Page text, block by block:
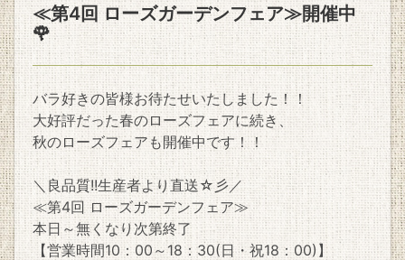
≪第4回 ローズガーデンフェア≫開催中
🌹
バラ好きの皆様お待たせいたしました！！
大好評だった春のローズフェアに続き、
秋のローズフェアも開催中です！！
＼良品質!!生産者より直送☆彡／
≪第4回 ローズガーデンフェア≫
本日～無くなり次第終了
【営業時間10：00～18：30(日・祝18：00)】